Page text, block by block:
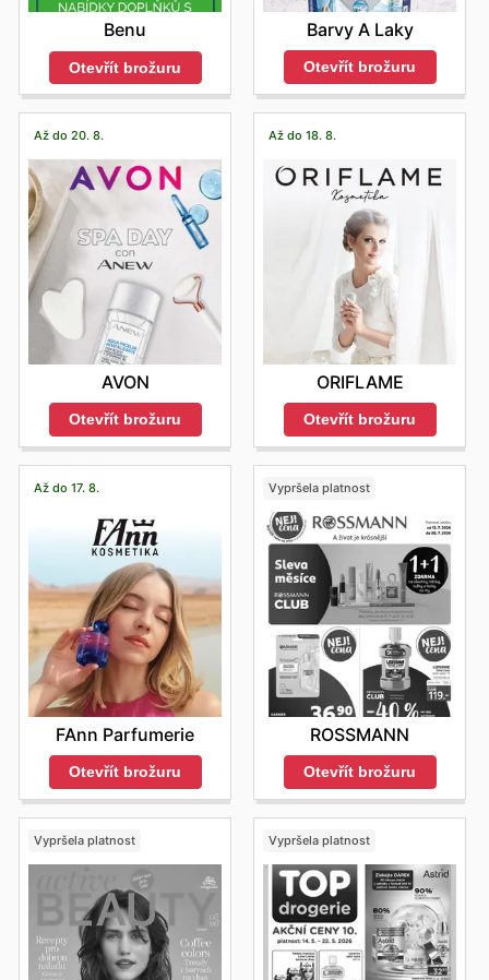
Benu
Otevřít brožuru
Barvy A Laky
Otevřít brožuru
Až do 20. 8.
AVON
Otevřít brožuru
Až do 18. 8.
ORIFLAME
Otevřít brožuru
Až do 17. 8.
FAnn Parfumerie
Otevřít brožuru
Vypršela platnost
ROSSMANN
Otevřít brožuru
Vypršela platnost Vypršela platnost